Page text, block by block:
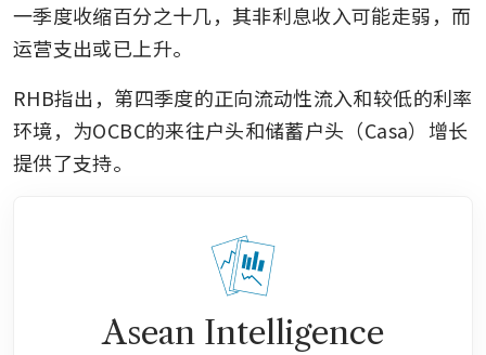
一季度收缩百分之十几，其非利息收入可能走弱，而
运营支出或已上升。
RHB指出，第四季度的正向流动性流入和较低的利率
环境，为OCBC的来往户头和储蓄户头（Casa）增长
提供了支持。
Asean Intelligence